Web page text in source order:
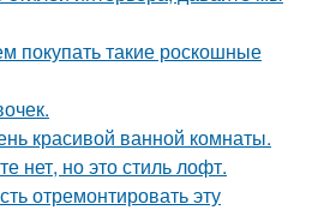
покупать такие роскошные
красивой ванной комнаты.
нет, но это стиль лофт.
отремонтировать эту